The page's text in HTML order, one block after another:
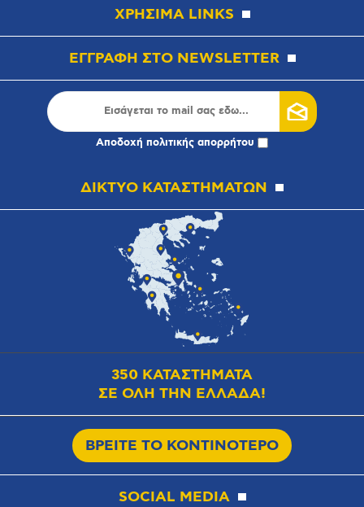
ΧΡΗΣΙΜΑ LINKS
ΕΓΓΡΑΦΗ ΣΤΟ NEWSLETTER
Αποδοχή πολιτικής απορρήτου
ΔΙΚΤΥΟ ΚΑΤΑΣΤΗΜΑΤΩΝ
350 ΚΑΤΑΣΤΗΜΑΤΑ
ΣΕ ΟΛΗ ΤΗΝ ΕΛΛΑΔΑ!
ΒΡΕΙΤΕ ΤΟ ΚΟΝΤΙΝΟΤΕΡΟ
SOCIAL MEDIA